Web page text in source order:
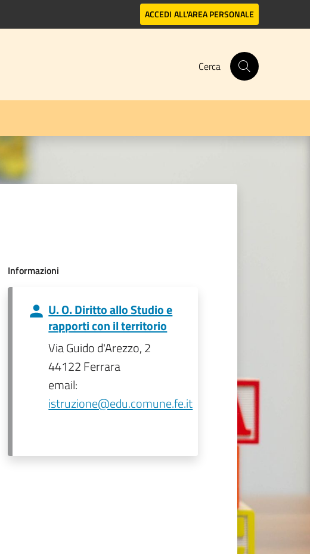
ACCEDI ALL'AREA PERSONALE
Cerca
Informazioni
U. O. Diritto allo Studio e
rapporti con il territorio
Via Guido d'Arezzo, 2
44122 Ferrara
email:
istruzione@edu.comune.fe.it